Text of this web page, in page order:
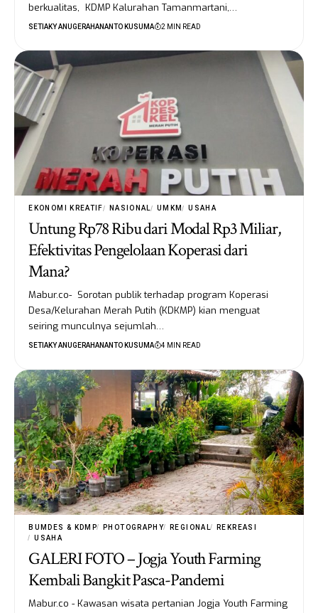
berkualitas, KDMP Kalurahan Tamanmartani,…
SETIAKY ANUGERAHANANTO KUSUMA 2 MIN READ
EKONOMI KREATIF NASIONAL UMKM USAHA
Untung Rp78 Ribu dari Modal Rp3 Miliar,
Efektivitas Pengelolaan Koperasi dari
Mana?
Mabur.co- Sorotan publik terhadap program Koperasi
Desa/Kelurahan Merah Putih (KDKMP) kian menguat
seiring munculnya sejumlah…
SETIAKY ANUGERAHANANTO KUSUMA 4 MIN READ
BUMDES & KDMP PHOTOGRAPHY REGIONAL
REKREASI
USAHA
GALERI FOTO – Jogja Youth Farming
Kembali Bangkit Pasca-Pandemi
Mabur.co - Kawasan wisata pertanian Jogja Youth Farming